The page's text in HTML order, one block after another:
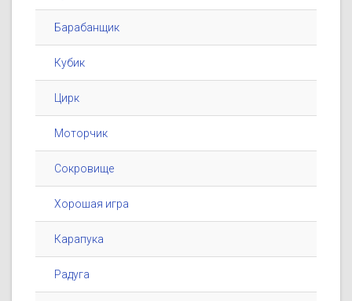
Барабанщик
Кубик
Цирк
Моторчик
Сокровище
Хорошая игра
Карапука
Радуга